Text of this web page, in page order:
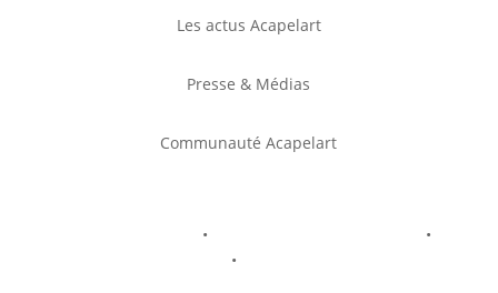
Les actus Acapelart
Presse & Médias
Communauté Acapelart
•
•
•